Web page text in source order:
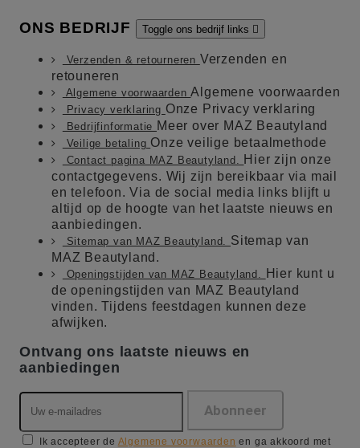
ONS BEDRIJF Toggle ons bedrijf links 
Verzenden & retourneren Verzenden en
retouneren
Algemene voorwaardenAlgemene voorwaarden
Privacy verklaring Onze Privacy verklaring
Bedrijfinformatie Meer over MAZ Beautyland
Veilige betaling Onze veilige betaalmethode
Contact pagina MAZ Beautyland. Hier zijn onze
contactgegevens. Wij zijn bereikbaar via mail
en telefoon. Via de social media links blijft u
altijd op de hoogte van het laatste nieuws en
aanbiedingen.
Sitemap van MAZ Beautyland. Sitemap van
MAZ Beautyland.
Openingstijden van MAZ Beautyland.
Hier kunt u
de openingstijden van MAZ Beautyland
vinden. Tijdens feestdagen kunnen deze
afwijken.
Ontvang ons laatste nieuws en
aanbiedingen
Ik accepteer de Algemene voorwaarden en ga akkoord met